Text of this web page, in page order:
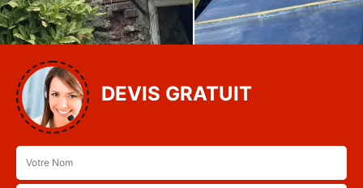
DEVIS GRATUIT